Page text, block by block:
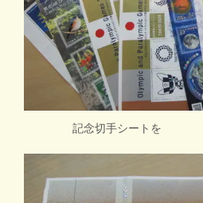
記念切手シートを お